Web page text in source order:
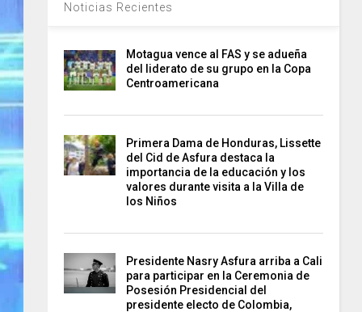
Noticias Recientes
Motagua vence al FAS y se adueña
del liderato de su grupo en la Copa
Centroamericana
Primera Dama de Honduras, Lissette
del Cid de Asfura destaca la
importancia de la educación y los
valores durante visita a la Villa de
los Niños
Presidente Nasry Asfura arriba a Cali
para participar en la Ceremonia de
Posesión Presidencial del
presidente electo de Colombia,